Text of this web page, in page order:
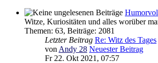
Witze, Kuriositäten und alles worüber
Themen: 63, Beiträge: 2081
Letzter Beitrag Re: Witz des Tages
von Andy 28 Neuester Beitrag
Fr 22. Okt 2021, 07:57